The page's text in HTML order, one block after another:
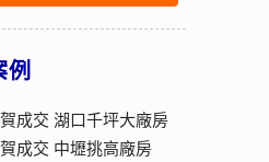
例
成交 湖口千坪大廠房
成交 中壢挑高廠房